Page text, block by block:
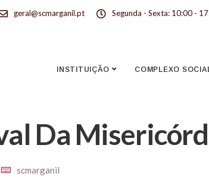
geral@scmarganil.pt Segunda - Sexta: 10:00 -
INSTITUIÇÃO COMPLEXO
Da
scmarganil